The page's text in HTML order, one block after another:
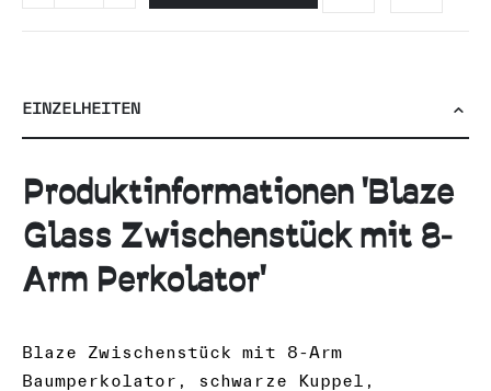
EINZELHEITEN
Produktinformationen 'Blaze
Glass Zwischenstück mit 8-
Arm Perkolator'
Blaze Zwischenstück mit 8-Arm
Baumperkolator, schwarze Kuppel,